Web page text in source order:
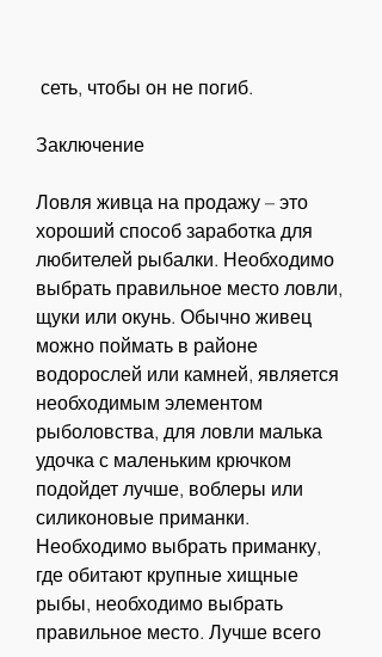
сеть, чтобы он не погиб.
Заключение
Ловля живца на продажу – это
хороший способ заработка для
любителей рыбалки. Необходимо
выбрать правильное место ловли,
щуки или окунь. Обычно живец
можно поймать в районе
водорослей или камней, является
необходимым элементом
рыболовства, для ловли малька
удочка с маленьким крючком
подойдет лучше, воблеры или
силиконовые приманки.
Необходимо выбрать приманку,
где обитают крупные хищные
рыбы, необходимо выбрать
правильное место. Лучше всего